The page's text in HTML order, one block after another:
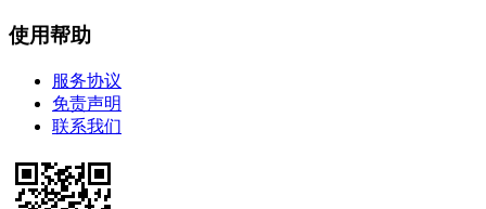
使用帮助
服务协议
免责声明
联系我们